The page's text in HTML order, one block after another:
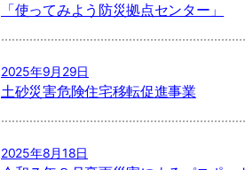
「使ってみよう防災拠点センター」
2025年9月29日
土砂災害危険住宅移転促進事業
2025年8月18日